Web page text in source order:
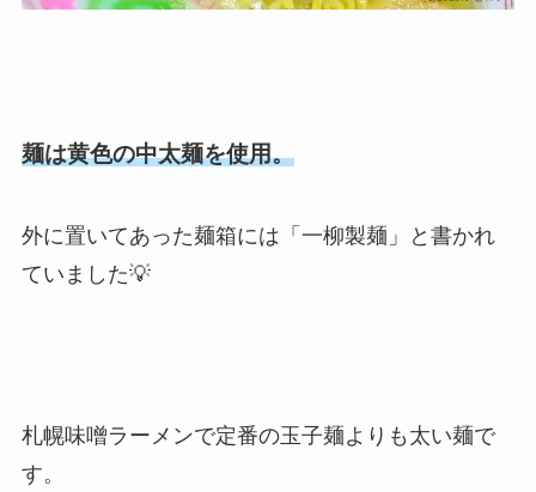
麺は黄色の中太麺を使用。
外に置いてあった麺箱には「一柳製麺」と書かれ
ていました💡
札幌味噌ラーメンで定番の玉子麺よりも太い麺で
す。